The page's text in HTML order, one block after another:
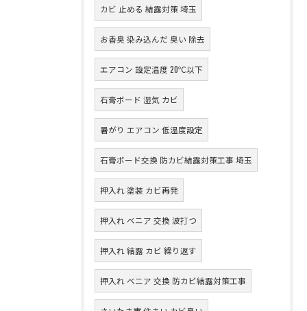
カビ 止める 結露対策 埼玉
お香臭 染み込んだ 臭い 除去
エアコン 設定温度 20℃以下
石膏ボード 湿気 カビ
暑がり エアコン 低温度設定
石膏ボード交換 防カビ結露対策工事 埼玉
押入れ 塗装 カビ再発
押入れ ベニア 交換 波打つ
押入れ 結露 カビ 繰り返す
押入れ ベニア 交換 防カビ結露対策工事